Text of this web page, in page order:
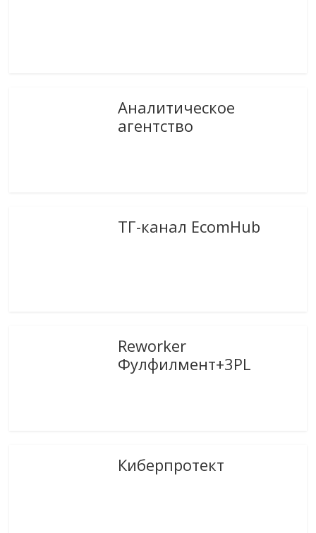
Аналитическое
агентство
ТГ-канал EcomHub
Reworker
Фулфилмент+3PL
Киберпротект